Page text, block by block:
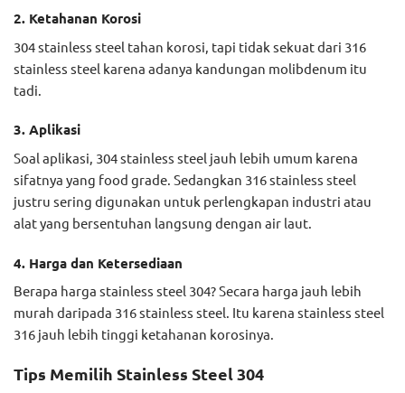
2. Ketahanan Korosi
304 stainless steel tahan korosi, tapi tidak sekuat dari 316
stainless steel karena adanya kandungan molibdenum itu
tadi.
3. Aplikasi
Soal aplikasi, 304 stainless steel jauh lebih umum karena
sifatnya yang food grade. Sedangkan 316 stainless steel
justru sering digunakan untuk perlengkapan industri atau
alat yang bersentuhan langsung dengan air laut.
4. Harga dan Ketersediaan
Berapa harga stainless steel 304? Secara harga jauh lebih
murah daripada 316 stainless steel. Itu karena stainless steel
316 jauh lebih tinggi ketahanan korosinya.
Tips Memilih Stainless Steel 304